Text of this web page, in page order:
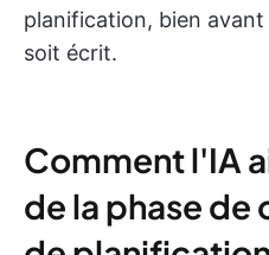
planification, bien
soit écrit.
Comment l'IA
de la phase